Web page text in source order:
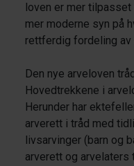
loven er mer
mer moderne syn på
rettferdig fordeling av
Den nye arveloven
Hovedtrekkene i
Herunder har
arverett i tråd med
livsarvinger (barn og
arverett og